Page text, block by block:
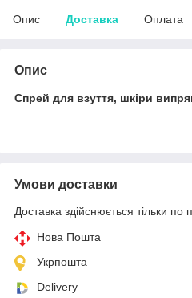
Опис Доставка Оплата
Опис
Спрей для взуття, шкіри
Умови доставки
Доставка здійснюється тільки по
Нова Пошта
Укрпошта
Delivery